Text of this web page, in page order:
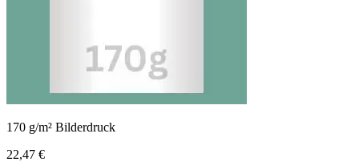
170 g/m² Bilderdruck
22,47 €